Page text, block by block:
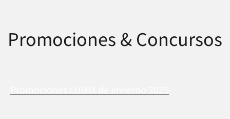
Promociones & Concursos